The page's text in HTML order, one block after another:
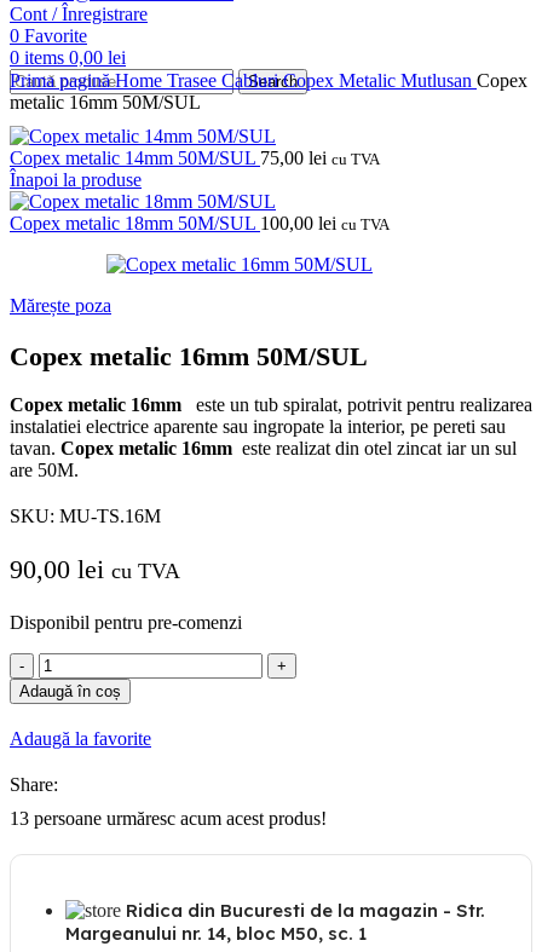
Cont / Înregistrare
0 Favorite
0 items 0,00 lei
Search
Prima paginăHome Trasee CabluriCopex Metalic Mutlusan Copex
metalic 16mm 50M/SUL
Copex metalic 14mm 50M/SUL 75,00 lei cu TVA
Înapoi la produse
Copex metalic 18mm 50M/SUL 100,00 lei cu TVA
Mărește poza
Copex metalic 16mm 50M/SUL
Copex metalic 16mm
este un tub spiralat, potrivit pentru realizarea
instalatiei electrice aparente sau ingropate la interior, pe pereti sau
tavan. Copex metalic 16mm este realizat din otel zincat iar un sul
are 50M.
SKU: MU-TS.16M
90,00 lei cu TVA
Disponibil pentru pre-comenzi
Cantitate
Copex
metalic
16mm
50M/SUL
Adaugă în coș
Adaugă la favorite
Share:
13 persoane urmăresc acum acest produs!
Ridica din Bucuresti de la magazin - Str.
Margeanului nr. 14, bloc M50, sc. 1